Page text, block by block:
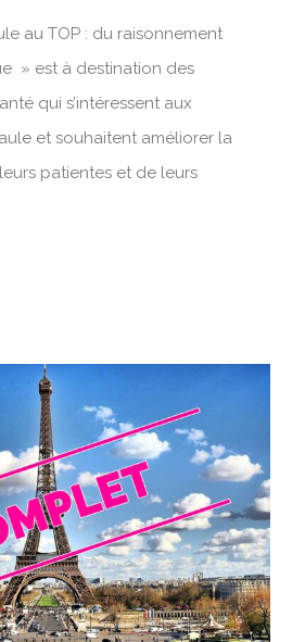
au TOP : du raisonnement
» est à destination des
qui s’intéressent aux
et souhaitent améliorer la
patientes et de leurs